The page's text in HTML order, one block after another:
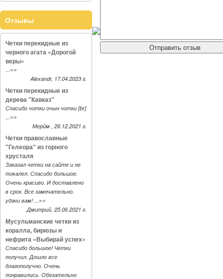
Отзывы
Четки перекидные из
черного агата «Дорогой
веры»
...»»
Alexandr, 17.04.2023 г.
Четки перекидные из
дерева "Кавказ"
Спасибо чотки очын чотки [br]
...»»
Мерйм , 26.12.2021 г.
Четки православные
"Гелеора" из горного
хрусталя
Заказал четки на сайте и не
пожалел. Спасибо большое.
Очень красиво. И доставлено
в срок. Все замечательно.
удачи вам! ...»»
Дмитрий, 25.06.2021 г.
Мусульманские четки из
коралла, бирюзы и
нефрита «Выбирай успех»
Спасибо большое! Четки
получил. Дошло все
благополучно. Очень
понравились. Обязательно